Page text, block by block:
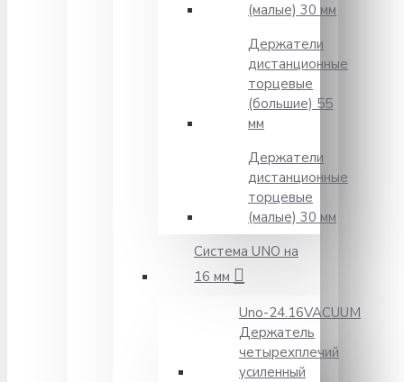
(малые) 30 мм
Держатели
дистанционные
торцевые
(большие) 55
мм
Держатели
дистанционные
торцевые
(малые) 30 мм
Система UNO на
16 мм
Unо-24.16VACUUM
Держатель
четырехплечий
усиленный